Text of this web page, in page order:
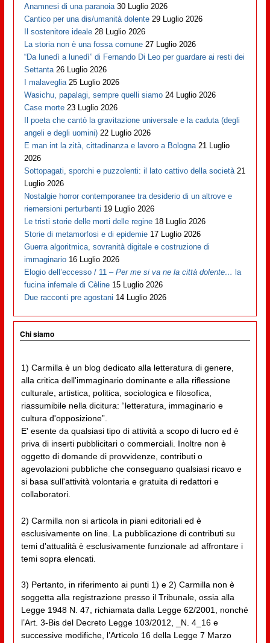
Anamnesi di una paranoia 30 Luglio 2026
Cantico per una dis/umanità dolente 29 Luglio 2026
Il sostenitore ideale 28 Luglio 2026
La storia non è una fossa comune 27 Luglio 2026
“Da lunedì a lunedì” di Fernando Di Leo per guardare ai resti dei
Settanta 26 Luglio 2026
I malaveglia 25 Luglio 2026
Wasichu, papalagi, sempre quelli siamo 24 Luglio 2026
Case morte 23 Luglio 2026
Il poeta che cantò la gravitazione universale e la caduta (degli
angeli e degli uomini) 22 Luglio 2026
E man int la zità, cittadinanza e lavoro a Bologna 21 Luglio
2026
Sottopagati, sporchi e puzzolenti: il lato cattivo della società 21
Luglio 2026
Nostalgie horror contemporanee tra desiderio di un altrove e
riemersioni perturbanti 19 Luglio 2026
Le tristi storie delle morti delle regine 18 Luglio 2026
Storie di metamorfosi e di epidemie 17 Luglio 2026
Guerra algoritmica, sovranità digitale e costruzione di
immaginario 16 Luglio 2026
Elogio dell’eccesso / 11 –Per me si va ne la città dolente… la
fucina infernale di Cèline 15 Luglio 2026
Due racconti pre agostani 14 Luglio 2026
Chi siamo
1) Carmilla è un blog dedicato alla letteratura di genere,
alla critica dell'immaginario dominante e alla riflessione
culturale, artistica, politica, sociologica e filosofica,
riassumibile nella dicitura: “letteratura, immaginario e
cultura d'opposizione”.
E' esente da qualsiasi tipo di attività a scopo di lucro ed è
priva di inserti pubblicitari o commerciali. Inoltre non è
oggetto di domande di provvidenze, contributi o
agevolazioni pubbliche che conseguano qualsiasi ricavo e
si basa sull'attività volontaria e gratuita di redattori e
collaboratori.
2) Carmilla non si articola in piani editoriali ed è
esclusivamente on line. La pubblicazione di contributi su
temi d'attualità è esclusivamente funzionale ad affrontare i
temi sopra elencati.
3) Pertanto, in riferimento ai punti 1) e 2) Carmilla non è
soggetta alla registrazione presso il Tribunale, ossia alla
Legge 1948 N. 47, richiamata dalla Legge 62/2001, nonché
l’Art. 3-Bis del Decreto Legge 103/2012, _N. 4_16 e
successive modifiche, l’Articolo 16 della Legge 7 Marzo